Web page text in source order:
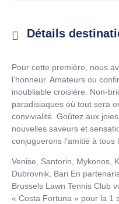
Détails
Pour cette première, nous
l’honneur. Amateurs ou
inoubliable croisière. Non-
paradisiaques où tout sera
convivialité. Goûtez aux
nouvelles saveurs et
conjuguerons l’amitié à tous
Venise, Santorin, Mykonos,
Dubrovnik, Bari En
Brussels Lawn Tennis Club
« Costa Fortuna » pour la 1